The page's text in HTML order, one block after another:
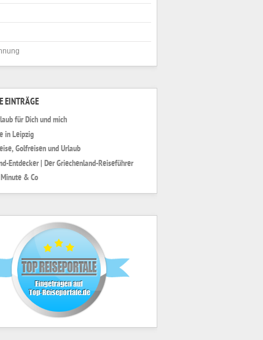
EINTRÄGE
für Dich und mich
in Leipzig
Golfreisen und Urlaub
Entdecker | Der Griechenland-Reiseführer
& Co